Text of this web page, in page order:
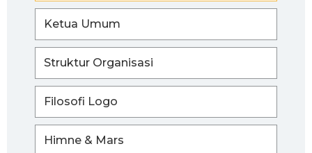
Ketua Umum
Struktur Organisasi
Filosofi Logo
Himne & Mars